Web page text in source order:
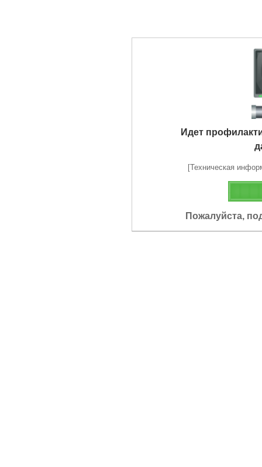
Идет
[Техническая
Пожалуйста,